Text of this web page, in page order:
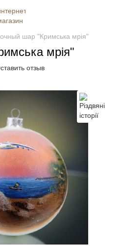
шар "Кримська мрія"
мрія"
отзыв